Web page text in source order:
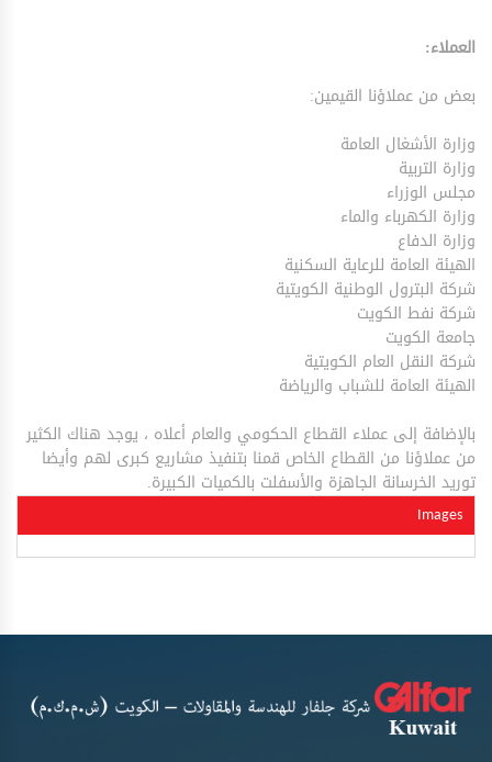
العملاء:
بعض من عملاؤنا القيمين:
وزارة الأشغال العامة
وزارة التربية
مجلس الوزراء
وزارة الكهرباء والماء
وزارة الدفاع
الهيئة العامة للرعاية السكنية
شركة البترول الوطنية الكويتية
شركة نفط الكويت
جامعة الكويت
شركة النقل العام الكويتية
الهيئة العامة للشباب والرياضة
بالإضافة إلى عملاء القطاع الحكومي والعام أعلاه ، يوجد هناك الكثير
من عملاؤنا من القطاع الخاص قمنا بتنفيذ مشاريع كبرى لهم وأيضا
توريد الخرسانة الجاهزة والأسفلت بالكميات الكبيرة.
Images